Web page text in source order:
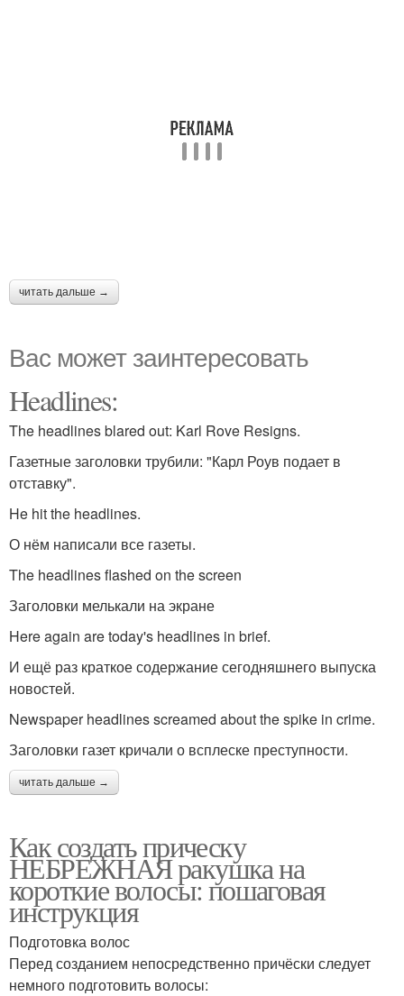
читать дальше →
Вас может заинтересовать
Headlines:
The headlines blared out: Karl Rove Resigns.
Газетные заголовки трубили: "Карл Роув подает в
отставку".
He hit the headlines.
О нём написали все газеты.
The headlines flashed on the screen
Заголовки мелькали на экране
Here again are today's headlines in brief.
И ещё раз краткое содержание сегодняшнего выпуска
новостей.
Newspaper headlines screamed about the spike in crime.
Заголовки газет кричали о всплеске преступности.
читать дальше →
Как создать прическу
НЕБРЕЖНАЯ ракушка на
короткие волосы: пошаговая
инструкция
Подготовка волос
Перед созданием непосредственно причёски следует
немного подготовить волосы: